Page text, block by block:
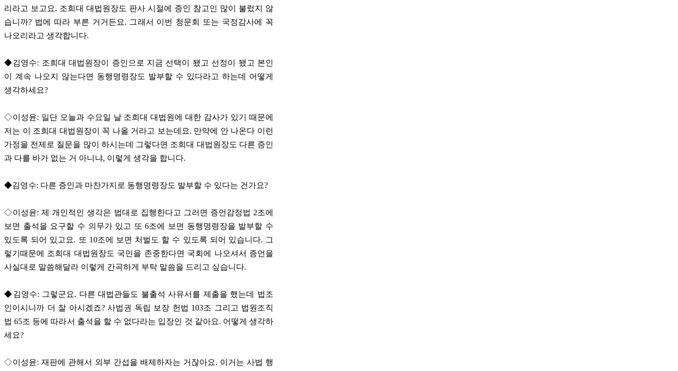
리라고 보고요. 조희대 대법원장도 판사 시절에 증인 참고인 많이 불렀지 않
습니까? 법에 따라 부른 거거든요. 그래서 이번 청문회 또는 국정감사에 꼭
나오리라고 생각합니다.
◆김영수: 조희대 대법원장이 증인으로 지금 선택이 됐고 선정이 됐고 본인
이 계속 나오지 않는다면 동행명령장도 발부할 수 있다라고 하는데 어떻게
생각하세요?
◇이성윤: 일단 오늘과 수요일 날 조희대 대법원에 대한 감사가 있기 때문에
저는 이 조희대 대법원장이 꼭 나올 거라고 보는데요. 만약에 안 나온다 이런
가정을 전제로 질문을 많이 하시는데 그렇다면 조희대 대법원장도 다른 증인
과 다를 바가 없는 거 아니냐, 이렇게 생각을 합니다.
◆김영수: 다른 증인과 마찬가지로 동행명령장도 발부할 수 있다는 건가요?
◇이성윤: 제 개인적인 생각은 법대로 집행한다고 그러면 증언감정법 2조에
보면 출석을 요구할 수 의무가 있고 또 6조에 보면 동행명령장을 발부할 수
있도록 되어 있고요. 또 10조에 보면 처벌도 할 수 있도록 되어 있습니다. 그
렇기때문에 조희대 대법원장도 국민을 존중한다면 국회에 나오셔서 증언을
사실대로 말씀해달라 이렇게 간곡하게 부탁 말씀을 드리고 싶습니다.
◆김영수: 그렇군요. 다른 대법관들도 불출석 사유서를 제출을 했는데 법조
인이시니까 더 잘 아시겠죠? 사법권 독립 보장 헌법 103조 그리고 법원조직
법 65조 등에 따라서 출석을 할 수 없다라는 입장인 것 같아요. 어떻게 생각하
세요?
◇이성윤: 재판에 관해서 외부 간섭을 배제하자는 거잖아요. 이거는 사법 행